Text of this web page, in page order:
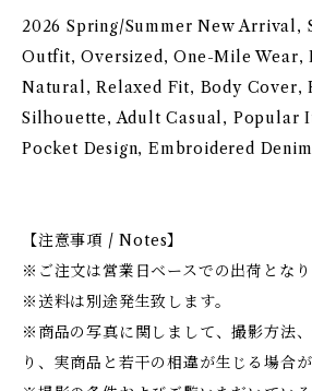
2026 Spring/Summer New Arrival,
Outfit, Oversized, One-Mile Wear,
Natural, Relaxed Fit, Body Cover,
Silhouette, Adult Casual, Popular
Pocket Design, Embroidered
【注意事項 / Notes】
※ご注文は営業日ベースでの出荷となり
※送料は別途発生致します。
※商品の写真に関しまして、撮影方法
り、実商品と若干の相違が生じる場合が